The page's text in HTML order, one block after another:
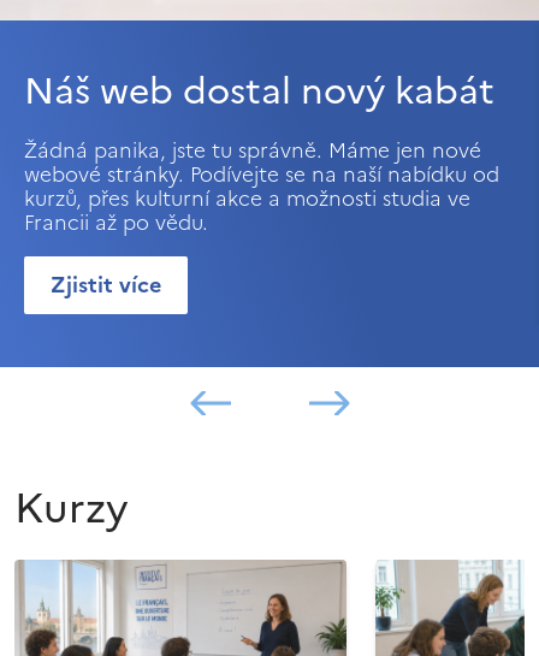
Náš web dostal nový kabát
Žádná panika, jste tu správně. Máme jen nové
webové stránky. Podívejte se na naší nabídku od
kurzů, přes kulturní akce a možnosti studia ve
Francii až po vědu.
Zjistit více
Kurzy